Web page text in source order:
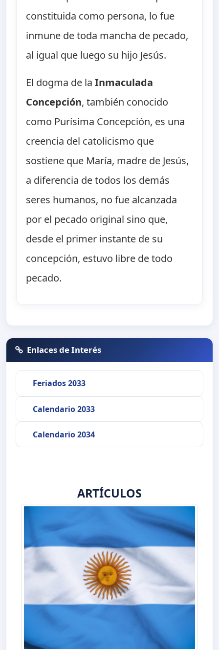
constituida como persona, lo fue
inmune de toda mancha de pecado,
al igual que luego su hijo Jesús.
El dogma de laInmaculada
Concepción, también conocido
como Purísima Concepción, es una
creencia del catolicismo que
sostiene que María, madre de Jesús,
a diferencia de todos los demás
seres humanos, no fue alcanzada
por el pecado original sino que,
desde el primer instante de su
concepción, estuvo libre de todo
pecado.
Enlaces de Interés
Feriados 2033
Calendario 2033
Calendario 2034
ARTÍCULOS